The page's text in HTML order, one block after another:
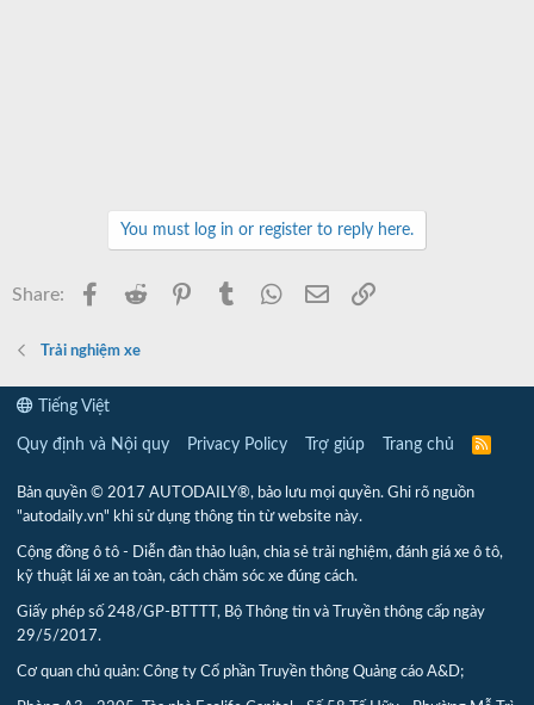
You must log in or register to reply here.
Share: Facebook
Reddit PinterestTumblr WhatsApp
Email
Trải nghiệm xe
Tiếng Việt
Quy định và Nội quy Privacy Policy Trợ giúp Trang chủ
R
Bản quyền © 2017 AUTODAILY®, bảo lưu mọi quyền. Ghi rõ nguồn
"autodaily.vn" khi sử dụng thông tin từ website này.
Cộng đồng ô tô - Diễn đàn thảo luận, chia sẻ trải nghiệm, đánh giá xe ô tô,
kỹ thuật lái xe an toàn, cách chăm sóc xe đúng cách.
Giấy phép số 248/GP-BTTTT, Bộ Thông tin và Truyền thông cấp ngày
29/5/2017.
Cơ quan chủ quản: Công ty Cổ phần Truyền thông Quảng cáo A&D;